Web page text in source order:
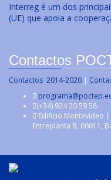
Interreg é um dos
(UE) que apoia a
Contactos
Contactos 2014-2020 |
(+34) 924 20 59 58
Edificio Montevideo |
Entreplanta B, 06011,